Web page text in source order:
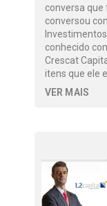
conversa que
conversou
conhecido
Crescat
itens que ele
VER MAIS